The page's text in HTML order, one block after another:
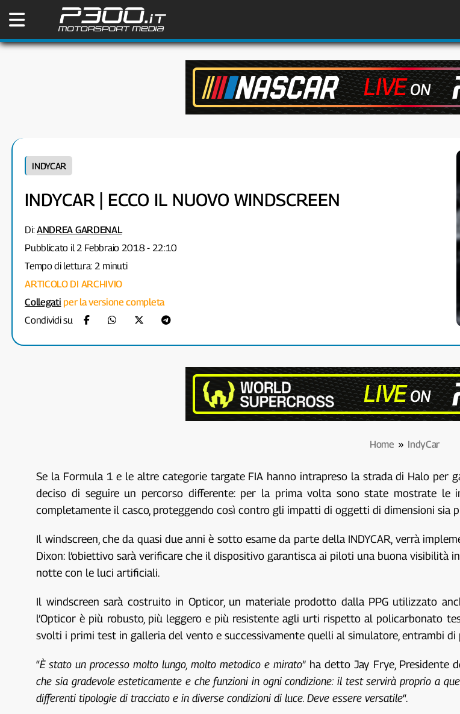
INDYCAR
INDYCAR | ECCO IL NUOVO WINDSCREEN
Di:ANDREA GARDENAL
Pubblicato il 2 Febbraio 2018 - 22:10
Tempo di lettura: 2 minuti
ARTICOLO DI ARCHIVIO
Collegati per la versione completa
Condividi su
Home » IndyCar
Se la Formula 1 e le altre categorie targate FIA hanno intrapreso la strada di Halo per
deciso di seguire un percorso differente: per la prima volta sono state mostrate le
completamente il casco, proteggendo così contro gli impatti di oggetti di dimensioni sia
Il windscreen, che da quasi due anni è sotto esame da parte della INDYCAR, verrà
Dixon: l’obiettivo sarà verificare che il dispositivo garantisca ai piloti una buona
notte con le luci artificiali.
Il windscreen sarà costruito in Opticor, un materiale prodotto dalla PPG utilizzato
l’Opticor è più robusto, più leggero e più resistente agli urti rispetto al policarbonato
svolti i primi test in galleria del vento e successivamente quelli al simulatore, entrambi di
“È stato un processo molto lungo, molto metodico e mirato” ha detto Jay Frye, Presidente
che sia gradevole esteticamente e che funzioni in ogni condizione: il test servirà proprio a
differenti tipologie di tracciato e in diverse condizioni di luce. Deve essere versatile“.